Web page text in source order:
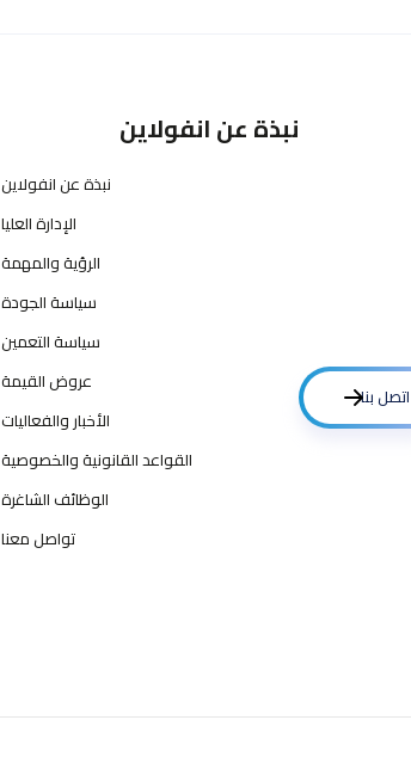
اتصل بنا
نبذة عن انفولاين
نبذة عن انفولاين
الإدارة العليا
الرؤية والمهمة
سياسة الجودة
سياسة التعمين
عروض القيمة
الأخبار والفعاليات
القواعد القانونية والخصوصية
الوظائف الشاغرة
تواصل معنا